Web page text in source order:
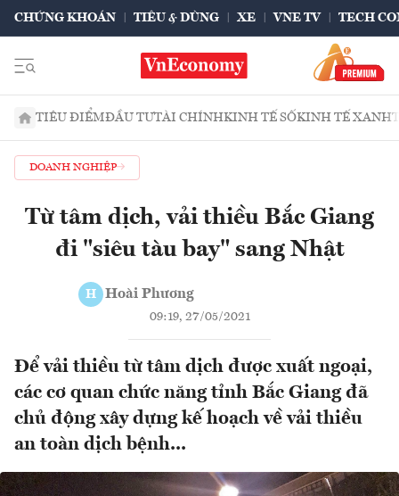
CHỨNG KHOÁN TIÊU & DÙNG XE VNE TV TECH
TIÊU ĐIỂMĐẦU TƯTÀI CHÍNHKINH TẾ SỐKINH TẾ XANH
DOANH NGHIỆP
Từ tâm dịch, vải thiều Bắc Giang
đi "siêu tàu bay" sang Nhật
H Hoài Phương
09:19, 27/05/2021
Để vải thiều từ tâm dịch được xuất ngoại,
các cơ quan chức năng tỉnh Bắc Giang đã
chủ động xây dựng kế hoạch về vải thiều
an toàn dịch bệnh...